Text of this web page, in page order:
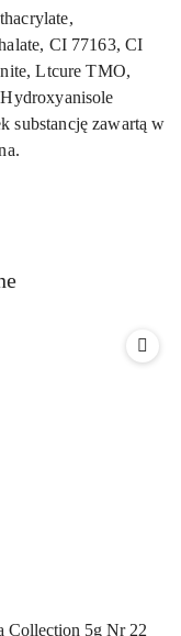
CI 77163, CI
Ltcure TMO,
substancję zawartą w